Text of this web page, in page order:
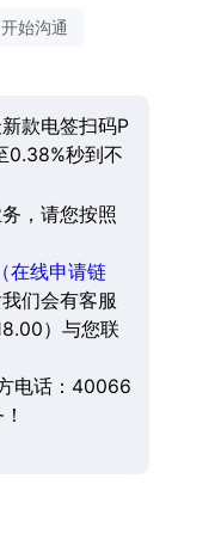
始沟通
款电签扫码P
0.38%秒到不
，请您按照
在线申请链
们会有客服
）与您联
电话：40066